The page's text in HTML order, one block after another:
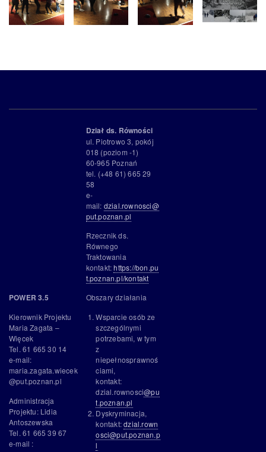
POWER 3.5
Kierownik Projektu
Maria Zagata –
Więcek
Tel. 61 665 30 14
e-mail:
maria.zagata.wiecek
@put.poznan.pl
Administracja
Projektu: Lidia
Antoszewska
Tel. 61 665 39 67
e-mail :
Dział ds. Równości
ul. Piotrowo 3, pokój
018 (poziom -1)
60-965 Poznań
tel. (+48 61) 665 29
58
e-
mail: dzial.rownosci@
put.poznan.pl
Rzecznik ds.
Równego
Traktowania
kontakt:https://bon.pu
t.poznan.pl/kontakt
Obszary działania
Wsparcie osób ze
szczególnymi
potrzebami, w tym
z
niepełnosprawnoś
ciami,
kontakt:
dzial.rownosci@pu
t.poznan.pl
Dyskryminacja,
kontakt:dzial.rown
osci@put.poznan.p
l